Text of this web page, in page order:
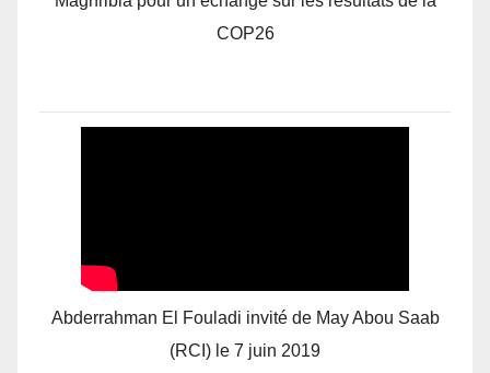
COP26
Abderrahman El Fouladi invité de May Abou Saab
(RCI) le 7 juin 2019